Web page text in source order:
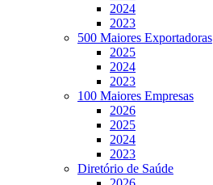
2024
2023
500 Maiores Exportadoras
2025
2024
2023
100 Maiores Empresas
2026
2025
2024
2023
Diretório de Saúde